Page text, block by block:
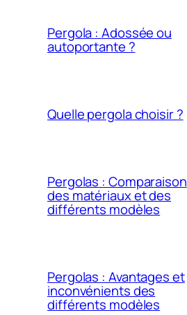
Pergola : Adossée ou
autoportante ?
Quelle pergola choisir ?
Pergolas : Comparaison
des matériaux et des
différents modèles
Pergolas : Avantages et
inconvénients des
différents modèles